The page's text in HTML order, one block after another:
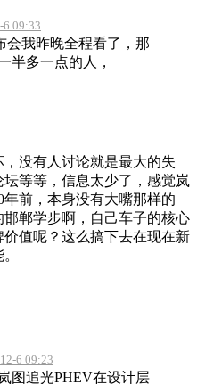
6 09:33
会我昨晚全程看了，那
半多一点的人，
没有人讨论就是最大的失
等等，信息太少了，感觉岚
前，本身没有大嘴那样的
郸学步啊，自己车子的核心
值呢？这么搞下去在现在新
6 09:23
图追光PHEV在设计层